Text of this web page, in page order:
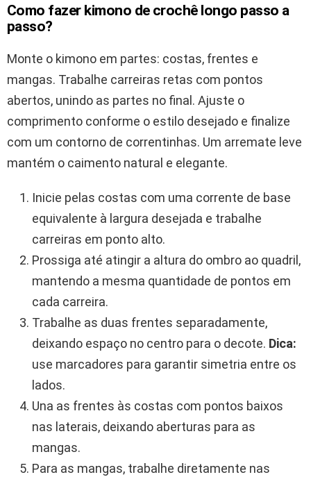
Como fazer kimono de crochê longo passo a
passo?
Monte o kimono em partes: costas, frentes e
mangas. Trabalhe carreiras retas com pontos
abertos, unindo as partes no final. Ajuste o
comprimento conforme o estilo desejado e finalize
com um contorno de correntinhas. Um arremate leve
mantém o caimento natural e elegante.
Inicie pelas costas com uma corrente de base
equivalente à largura desejada e trabalhe
carreiras em ponto alto.
Prossiga até atingir a altura do ombro ao quadril,
mantendo a mesma quantidade de pontos em
cada carreira.
Trabalhe as duas frentes separadamente,
deixando espaço no centro para o decote. Dica:
use marcadores para garantir simetria entre os
lados.
Una as frentes às costas com pontos baixos
nas laterais, deixando aberturas para as
mangas.
Para as mangas, trabalhe diretamente nas